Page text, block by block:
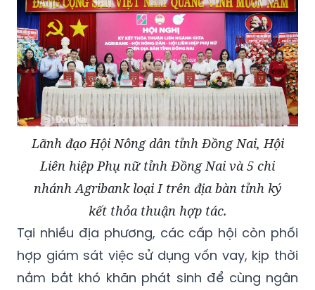
Lãnh đạo Hội Nông dân tỉnh Đồng Nai, Hội
Liên hiệp Phụ nữ tỉnh Đồng Nai và 5 chi
nhánh Agribank loại I trên địa bàn tỉnh ký
kết thỏa thuận hợp tác.
Tại nhiều địa phương, các cấp hội còn phối
hợp giám sát việc sử dụng vốn vay, kịp thời
nắm bắt khó khăn phát sinh để cùng ngân